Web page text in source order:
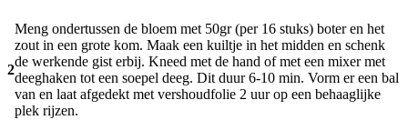
2
Meng ondertussen de bloem met 50gr (per 16 stuks) boter en het
zout in een grote kom. Maak een kuiltje in het midden en schenk
de werkende gist erbij. Kneed met de hand of met een mixer met
deeghaken tot een soepel deeg. Dit duur 6-10 min. Vorm er een bal
van en laat afgedekt met vershoudfolie 2 uur op een behaaglijke
plek rijzen.